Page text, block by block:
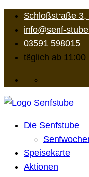
Skip
content
Schloßstraße 3,
info@senf-
03591 598015
täglich ab 11:00
Kleine Körner…
Die Senfstube
Speisekarte
Aktionen